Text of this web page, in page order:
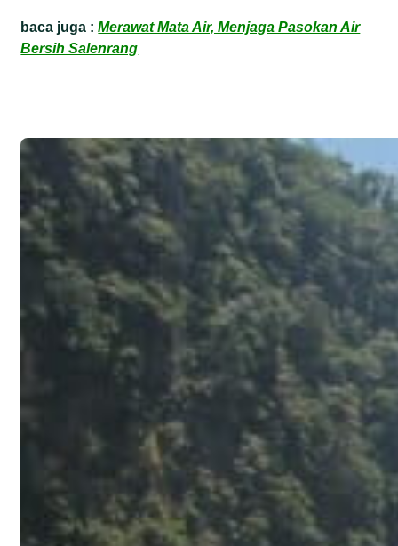
baca juga :Merawat Mata Air, Menjaga Pasokan Air
Bersih Salenrang